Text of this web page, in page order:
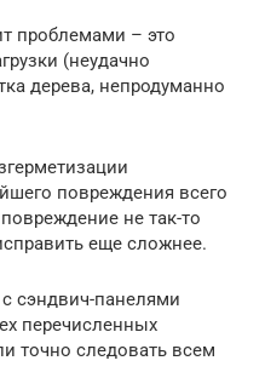
проблемами – это
(неудачно
дерева, непродуманно
повреждения всего
не так-то
еще сложнее.
сэндвич-панелями
перечисленных
точно следовать всем